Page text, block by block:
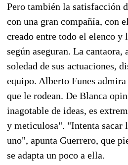
Pero también la satisfacción
con una gran compañía, con
creado entre todo el elenco y
según aseguran. La cantaora,
soledad de sus actuaciones,
equipo. Alberto Funes
que le rodean. De Blanca
inagotable de ideas, es
y meticulosa". "Intenta sacar
uno", apunta Guerrero, que
se adapta un poco a ella.